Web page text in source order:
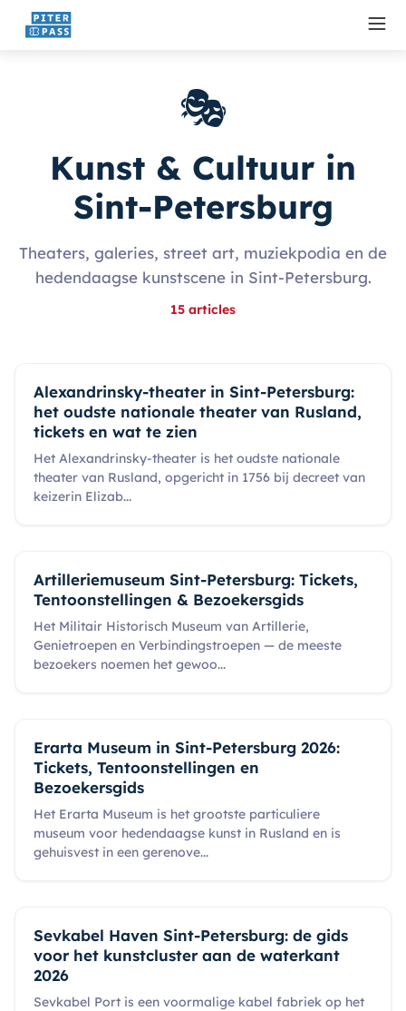
🎭
Kunst & Cultuur in
Sint-Petersburg
Theaters, galeries, street art, muziekpodia en de
hedendaagse kunstscene in Sint-Petersburg.
15 articles
Alexandrinsky-theater in Sint-Petersburg:
het oudste nationale theater van Rusland,
tickets en wat te zien
Het Alexandrinsky-theater is het oudste nationale
theater van Rusland, opgericht in 1756 bij decreet van
keizerin Elizab...
Artilleriemuseum Sint-Petersburg: Tickets,
Tentoonstellingen & Bezoekersgids
Het Militair Historisch Museum van Artillerie,
Genietroepen en Verbindingstroepen — de meeste
bezoekers noemen het gewoo...
Erarta Museum in Sint-Petersburg 2026:
Tickets, Tentoonstellingen en
Bezoekersgids
Het Erarta Museum is het grootste particuliere
museum voor hedendaagse kunst in Rusland en is
gehuisvest in een gerenove...
Sevkabel Haven Sint-Petersburg: de gids
voor het kunstcluster aan de waterkant
2026
Sevkabel Port is een voormalige kabel fabriek op het